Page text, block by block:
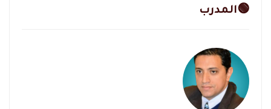
🟢المدرب